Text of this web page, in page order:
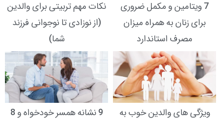
7 ویتامین و مکمل ضروری
برای زنان به همراه میزان
مصرف استاندارد
نکات مهم تربیتی برای والدین
(از نوزادی تا نوجوانی فرزند
شما)
ویژگی های والدین خوب به
9 نشانه همسر خودخواه و 8